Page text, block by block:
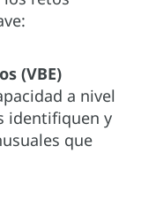
(VBE)
a nivel
identifiquen y
que